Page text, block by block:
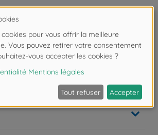
!
3 ans. Risque d'asphyxie lié à la
de pièces de petite taille.